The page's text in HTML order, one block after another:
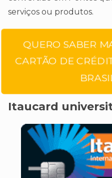
serviços ou produtos.
QUERO SABER
CARTÃO DE
BRASIL
Itaucard